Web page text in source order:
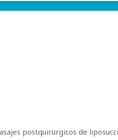
postquirurgicos de